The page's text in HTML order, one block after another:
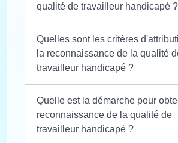
qualité de travailleur handicapé ?
Quelles sont les critères
la reconnaissance de la qualité
travailleur handicapé ?
Quelle est la démarche pour
reconnaissance de la qualité de
travailleur handicapé ?